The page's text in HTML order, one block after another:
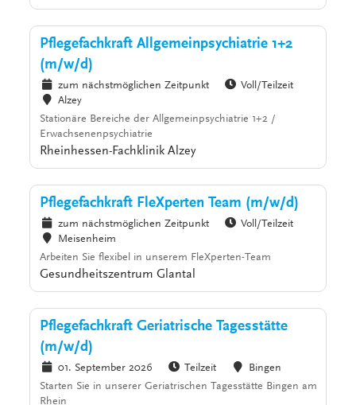
Pflegefachkraft Allgemeinpsychiatrie 1+2
(m/w/d)
zum nächstmöglichen Zeitpunkt
Voll/Teilzeit
Alzey
Stationäre Bereiche der Allgemeinpsychiatrie 1+2 /
Erwachsenenpsychiatrie
Rheinhessen-Fachklinik Alzey
Pflegefachkraft FleXperten Team (m/w/d)
zum nächstmöglichen Zeitpunkt
Voll/Teilzeit
Meisenheim
Arbeiten Sie flexibel in unserem FleXperten-Team
Gesundheitszentrum Glantal
Pflegefachkraft Geriatrische Tagesstätte
(m/w/d)
01. September 2026 Teilzeit
Bingen
Starten Sie in unserer Geriatrischen Tagesstätte Bingen am
Rhein